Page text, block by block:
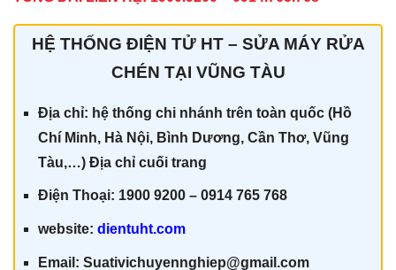
HỆ THỐNG ĐIỆN TỬ HT – SỬA MÁY RỬA
CHÉN TẠI VŨNG TÀU
Địa chỉ: hệ thống chi nhánh trên toàn quốc (Hồ
Chí Minh, Hà Nội, Bình Dương, Cần Thơ, Vũng
Tàu,…) Địa chỉ cuối trang
Điện Thoại: 1900 9200 – 0914 765 768
website: dientuht.com
Email: Suativichuyennghiep@gmail.com